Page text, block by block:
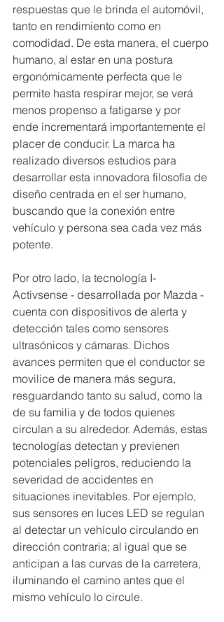
respuestas que le brinda el automóvil,
tanto en rendimiento como en
comodidad. De esta manera, el cuerpo
humano, al estar en una postura
ergonómicamente perfecta que le
permite hasta respirar mejor, se verá
menos propenso a fatigarse y por
ende incrementará importantemente el
placer de conducir. La marca ha
realizado diversos estudios para
desarrollar esta innovadora filosofía de
diseño centrada en el ser humano,
buscando que la conexión entre
vehículo y persona sea cada vez más
potente.
Por otro lado, la tecnología I-
Activsense - desarrollada por Mazda -
cuenta con dispositivos de alerta y
detección tales como sensores
ultrasónicos y cámaras. Dichos
avances permiten que el conductor se
movilice de manera más segura,
resguardando tanto su salud, como la
de su familia y de todos quienes
circulan a su alrededor. Además, estas
tecnologías detectan y previenen
potenciales peligros, reduciendo la
severidad de accidentes en
situaciones inevitables. Por ejemplo,
sus sensores en luces LED se regulan
al detectar un vehículo circulando en
dirección contraria; al igual que se
anticipan a las curvas de la carretera,
iluminando el camino antes que el
mismo vehículo lo circule.